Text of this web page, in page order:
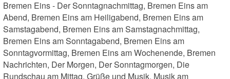
Bremen Eins - Der Sonntagnachmittag, Bremen Eins am
Abend, Bremen Eins am Heiligabend, Bremen Eins am
Samstagabend, Bremen Eins am Samstagnachmittag,
Bremen Eins am Sonntagabend, Bremen Eins am
Sonntagvormittag, Bremen Eins am Wochenende, Bremen
Nachrichten, Der Morgen, Der Sonntagmorgen, Die
Rundschau am Mittag, Grüße und Musik, Musik am